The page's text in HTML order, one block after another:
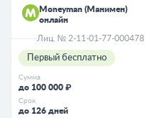
Moneyman (Манимен)
онлайн
Лиц. № 2-11-01-77-000478
Первый бесплатно
Сумма
до 100 000 ₽
Срок
до 126 дней